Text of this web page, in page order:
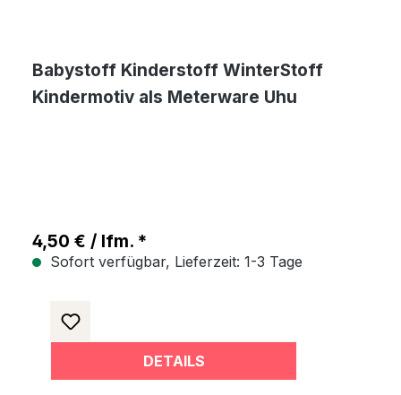
Babystoff Kinderstoff WinterStoff
Kindermotiv als Meterware Uhu
4,50 € / lfm. *
Sofort verfügbar, Lieferzeit: 1-3 Tage
DETAILS